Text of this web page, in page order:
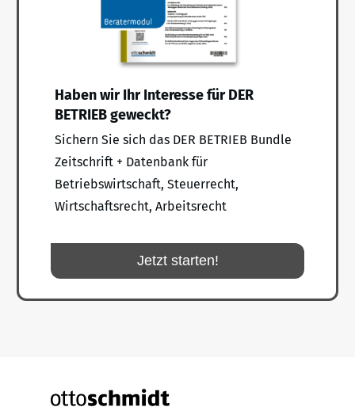
Haben wir Ihr Interesse für DER
BETRIEB geweckt?
Sichern Sie sich das DER BETRIEB Bundle
Zeitschrift + Datenbank für
Betriebswirtschaft, Steuerrecht,
Wirtschaftsrecht, Arbeitsrecht
Jetzt starten!